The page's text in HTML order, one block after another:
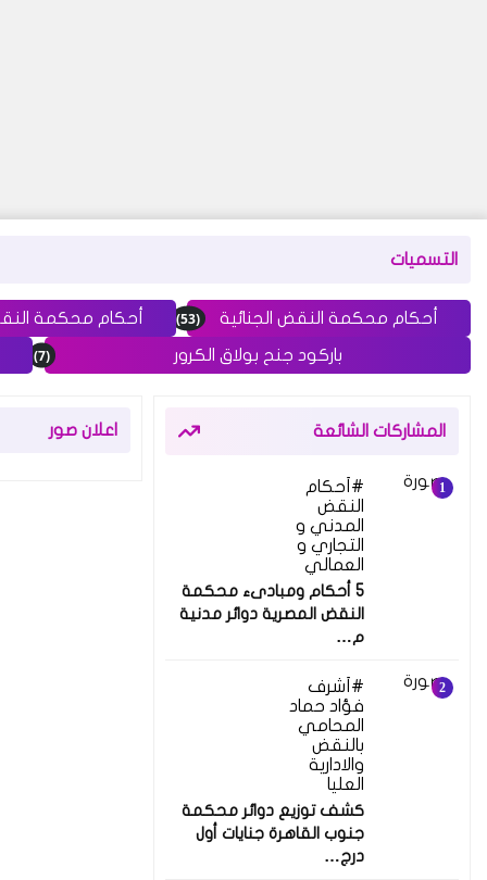
التسميات
أحكام محكمة النقض الجنائية (53) أحكام محكمة
باركود جنح بولاق الكرور (7)
المشاركات الشائعة
أحكام
النقض
المدني و
التجاري و
العمالي
5 أحكام ومبادىء محكمة
النقض المصرية دوائر مدنية
م…
أشرف
فؤاد حماد
المحامي
بالنقض
والادارية
العليا
كشف توزيع دوائر محكمة
جنوب القاهرة جنايات أول
درج…
اعلان صور